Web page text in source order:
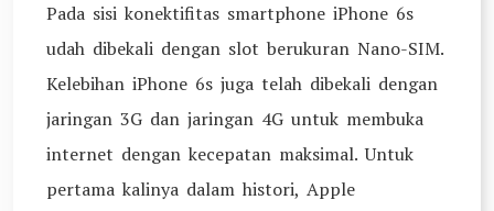
Pada sisi konektifitas smartphone iPhone 6s
udah dibekali dengan slot berukuran Nano-SIM.
Kelebihan iPhone 6s juga telah dibekali dengan
jaringan 3G dan jaringan 4G untuk membuka
internet dengan kecepatan maksimal. Untuk
pertama kalinya dalam histori, Apple